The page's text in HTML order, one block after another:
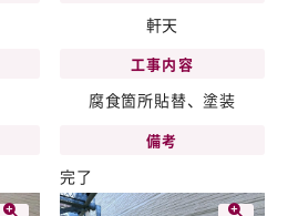
軒天
工事内容
腐食箇所貼替、塗装
備考
完了